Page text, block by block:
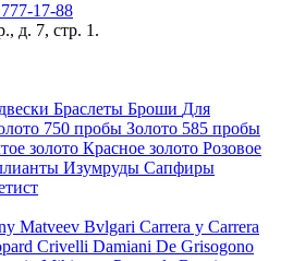
17-88
д. 7, стр. 1.
Браслеты Броши Для
750 пробы Золото 585 пробы
золото Красное золото Розовое
Изумруды Сапфиры
Matveev Bvlgari Carrera y Carrera
Crivelli Damiani De Grisogono